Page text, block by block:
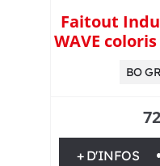
y
e
s
Faitout
WAVE
BO
+ D'INFOS